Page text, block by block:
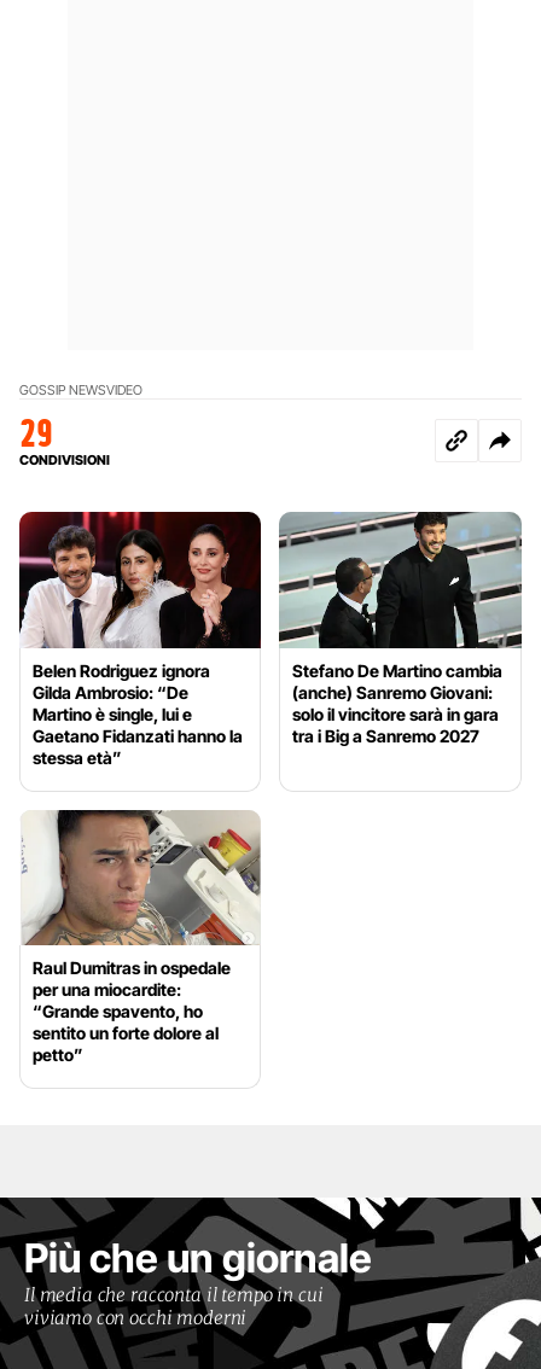
GOSSIP NEWSVIDEO
29
CONDIVISIONI
Belen Rodriguez ignora
Gilda Ambrosio: “De
Martino è single, lui e
Gaetano Fidanzati hanno la
stessa età”
Stefano De Martino cambia
(anche) Sanremo Giovani:
solo il vincitore sarà in gara
tra i Big a Sanremo 2027
Raul Dumitras in ospedale
per una miocardite:
“Grande spavento, ho
sentito un forte dolore al
petto”
Più che un giornale
Il media che racconta il tempo in cui
viviamo con occhi moderni